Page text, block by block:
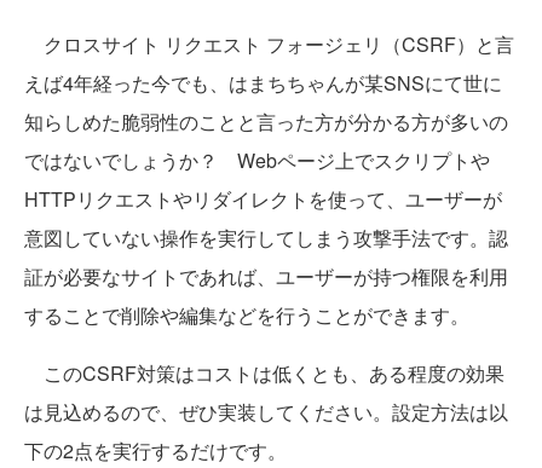
クロスサイト リクエスト フォージェリ（CSRF）と言
えば4年経った今でも、はまちちゃんが某SNSにて世に
知らしめた脆弱性のことと言った方が分かる方が多いの
ではないでしょうか？ Webページ上でスクリプトや
HTTPリクエストやリダイレクトを使って、ユーザーが
意図していない操作を実行してしまう攻撃手法です。認
証が必要なサイトであれば、ユーザーが持つ権限を利用
することで削除や編集などを行うことができます。
このCSRF対策はコストは低くとも、ある程度の効果
は見込めるので、ぜひ実装してください。設定方法は以
下の2点を実行するだけです。